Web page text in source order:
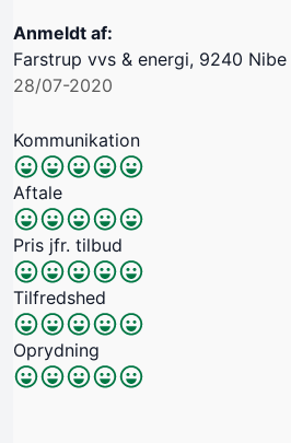
Anmeldt af:
Farstrup vvs & energi, 9240 Nibe
28/07-2020
Kommunikation
Aftale
Pris jfr. tilbud
Tilfredshed
Oprydning